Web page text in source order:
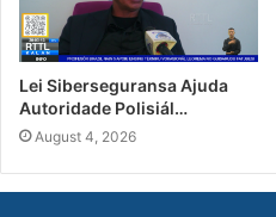
Lei Siberseguransa Ajuda
Autoridade Polisiál…
August 4, 2026